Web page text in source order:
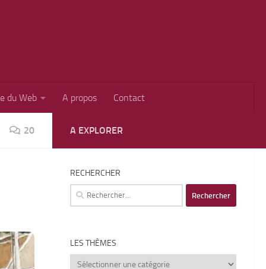
du Web A propos Contact
20 A EXPLORER
RECHERCHER
Rechercher :
LES THÈMES
Les